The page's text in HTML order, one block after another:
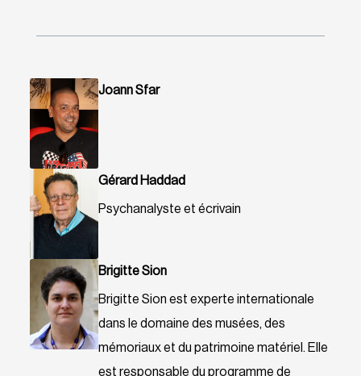
Joann Sfar
Gérard Haddad
Psychanalyste et écrivain
Brigitte Sion
Brigitte Sion est experte internationale
dans le domaine des musées, des
mémoriaux et du patrimoine matériel. Elle
est responsable du programme de